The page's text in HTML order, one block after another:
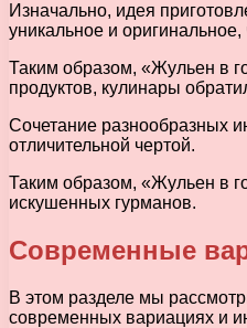
Изначально, идея
уникальное и
Таким образом, «Жульен в
продуктов, кулинары
Сочетание разнообразных
отличительной чертой.
Таким образом, «Жульен в
искушенных гурманов.
Современные
В этом разделе мы
современных вариациях и